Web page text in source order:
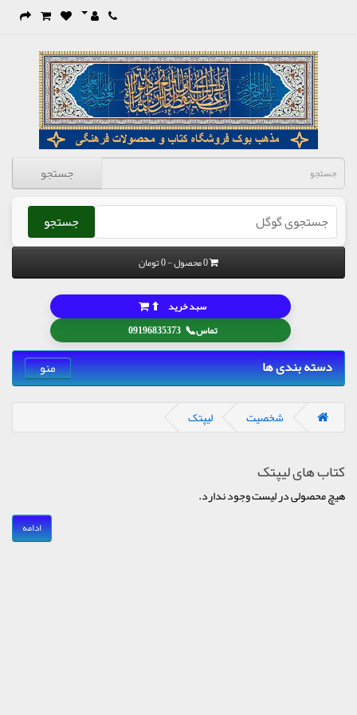
جستجو
جستجو
0 محصول - 0 تومان
تماس📞
09196835373
سبد خرید ⬆
دسته بندی ها منو
شخصیت لیپتک
کتاب های لیپتک
هیچ محصولی در لیست وجود ندارد.
ادامه